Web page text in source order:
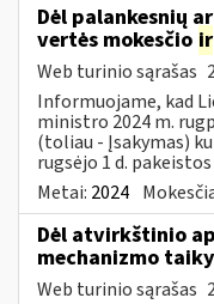
Dėl palankesnių
vertės mokesčio ir
Web turinio sąrašas
Informuojame, kad
ministro 2024 m.
(toliau - Įsakymas)
rugsėjo 1 d.
Metai: 2024
Dėl atvirkštinio
mechanizmo
Web turinio sąrašas